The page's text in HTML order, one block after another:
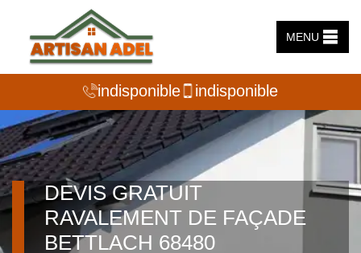
MENU
indisponible indisponible
DEVIS GRATUIT
RAVALEMENT DE FAÇADE
BETTLACH 68480